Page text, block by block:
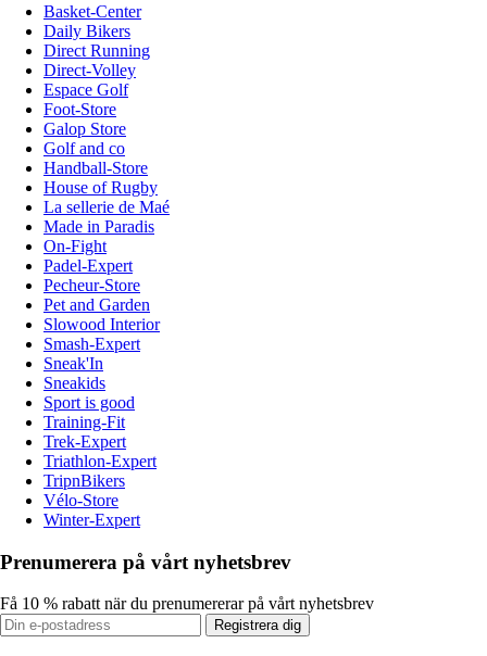
Basket-Center
Daily Bikers
Direct Running
Direct-Volley
Espace Golf
Foot-Store
Galop Store
Golf and co
Handball-Store
House of Rugby
La sellerie de Maé
Made in Paradis
On-Fight
Padel-Expert
Pecheur-Store
Pet and Garden
Slowood Interior
Smash-Expert
Sneak'In
Sneakids
Sport is good
Training-Fit
Trek-Expert
Triathlon-Expert
TripnBikers
Vélo-Store
Winter-Expert
Prenumerera på vårt nyhetsbrev
Få 10 % rabatt när du prenumererar på vårt nyhetsbrev
Registrera dig